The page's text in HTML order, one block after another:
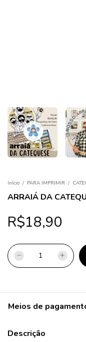
Início / PARA IMPRIMIR /
ARRAIÁ DA
R$18,90
Meios de
Descrição